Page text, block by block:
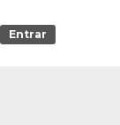
Entrar